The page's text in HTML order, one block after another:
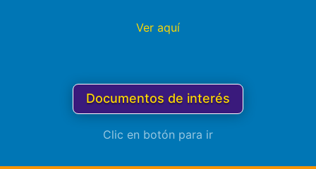
Ver aquí
Documentos de interés
Clic en botón para ir